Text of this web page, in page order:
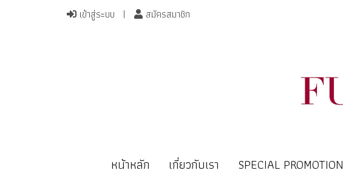
เข้าสู่ระบบ สมัครสมาชิก
หน้าหลัก เกี่ยวกับเรา SPECIAL PROMOTION